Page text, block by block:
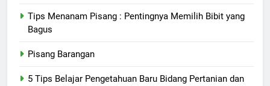
Tips Menanam Pisang : Pentingnya Memilih Bibit yang
Bagus
Pisang Barangan
5 Tips Belajar Pengetahuan Baru Bidang Pertanian dan